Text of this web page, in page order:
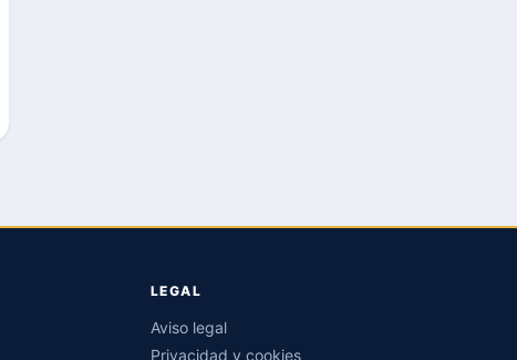
LEGAL
Aviso legal
Privacidad y cookies